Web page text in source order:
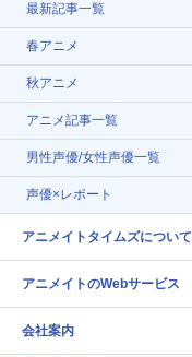
最新記事一覧
春アニメ
秋アニメ
アニメ記事一覧
男性声優/女性声優一覧
声優×レポート
アニメイトタイムズについて
アニメイトのWebサービス
会社案内